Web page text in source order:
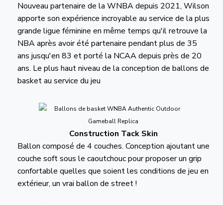
Nouveau partenaire de la WNBA depuis 2021, Wilson
apporte son expérience incroyable au service de la plus
grande ligue féminine en même temps qu'il retrouve la
NBA après avoir été partenaire pendant plus de 35
ans jusqu'en 83 et porté la NCAA depuis près de 20
ans. Le plus haut niveau de la conception de ballons de
basket au service du jeu
Construction Tack Skin
Ballon composé de 4 couches. Conception ajoutant une
couche soft sous le caoutchouc pour proposer un grip
confortable quelles que soient les conditions de jeu en
extérieur, un vrai ballon de street !